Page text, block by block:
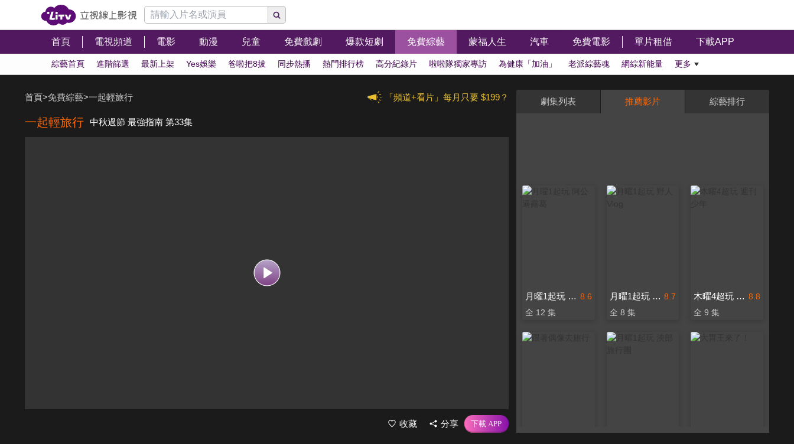
首頁 電視頻道 電影 動漫 兒童 免費戲劇 爆款短劇 免費綜藝 蒙福人生 汽車 免費電影 單片租借 下載APP
綜藝首頁 進階篩選 最新上架 Yes娛樂 爸啦把8拔 同步熱播 熱門排行榜 高分紀錄片 啦啦隊獨家專訪 為健康「加油」 老派綜藝魂 網綜新能量 更多
「頻道+看片」每月只要 $199？
首頁>免費綜藝>一起輕旅行
一起輕旅行 中秋過節 最強指南 第33集
收藏 分享
劇集列表 推薦影片 綜藝排行
8.6
月曜1起玩 阿公逼露葛
全 12 集
8.7
月曜1起玩 野人Vlog
全 8 集
8.8
木曜4超玩 週刊少年
全 9 集